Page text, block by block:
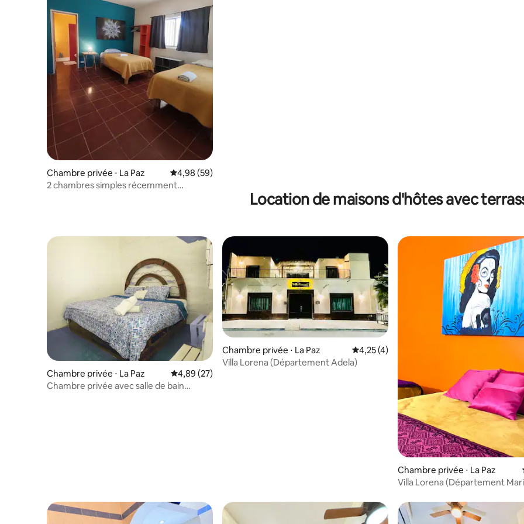
Chambre privée ⋅ La Paz Évaluation moyenne sur la base de 59 commentaires : 4,98 sur 5
4,98 (59)
2 chambres simples récemment
Location de maisons d'hôtes avec
Chambre privée ⋅ La Paz Évaluation moyenne sur la base de 27 commentaires : 4,89 sur 5
4,89 (27)
Chambre privée avec salle de bain
Chambre privée ⋅ La Paz Évaluation moyenne sur la base de 4
4,25 (4)
Villa Lorena (Département Adela)
Chambre privée ⋅ La Paz
Villa Lorena (Département